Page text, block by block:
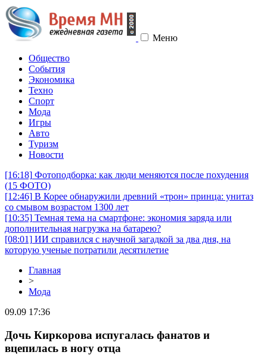
Меню
Общество
События
Экономика
Техно
Спорт
Мода
Игры
Авто
Туризм
Новости
[16:18] Фотоподборка: как люди меняются после похудения
(15 ФОТО)
[12:46] В Корее обнаружили древний «трон» принца: унитаз
со смывом возрастом 1300 лет
[10:35] Темная тема на смартфоне: экономия заряда или
дополнительная нагрузка на батарею?
[08:01] ИИ справился с научной загадкой за два дня, на
которую ученые потратили десятилетие
Главная
>
Мода
09.09 17:36
Дочь Киркорова испугалась фанатов и
вцепилась в ногу отца